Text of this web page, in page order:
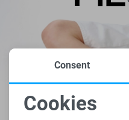
Noodzakelijke cookies
Consent
Cookies